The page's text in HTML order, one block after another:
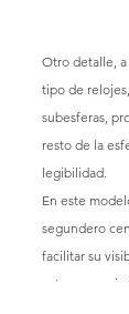
Otro detalle, a
tipo de
subesferas,
resto de la
legibilidad.
En este
segundero
facilitar su
este en